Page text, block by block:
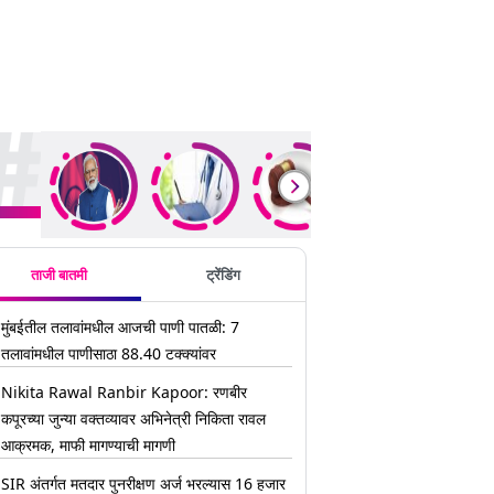
ताजी बातमी ट्रेंडिंग
मुंबईतील तलावांमधील आजची पाणी पातळी: 7
तलावांमधील पाणीसाठा 88.40 टक्क्यांवर
Nikita Rawal Ranbir Kapoor: रणबीर
कपूरच्या जुन्या वक्तव्यावर अभिनेत्री निकिता रावल
आक्रमक, माफी मागण्याची मागणी
SIR अंतर्गत मतदार पुनरीक्षण अर्ज भरल्यास 16 हजार